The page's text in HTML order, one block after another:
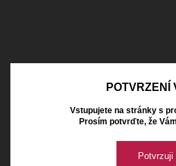
10.96 €
Vorrätig
POTVRZENÍ
Vstupujete na stránky s
Prosím potvrďte, že
Potvrzuji